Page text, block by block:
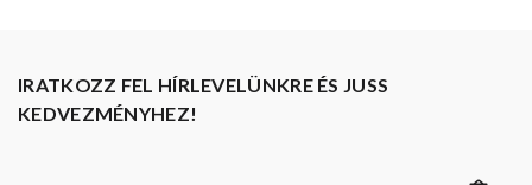
IRATKOZZ FEL HÍRLEVELÜNKRE ÉS JUSS
KEDVEZMÉNYHEZ!